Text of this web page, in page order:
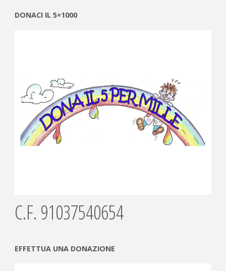
DONACI IL 5×1000
C.F. 91037540654
EFFETTUA UNA DONAZIONE